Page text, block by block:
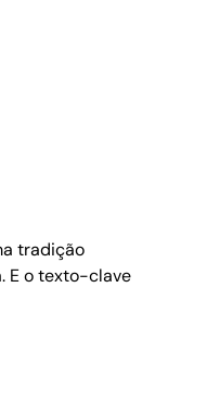
tradição
E o texto-clave